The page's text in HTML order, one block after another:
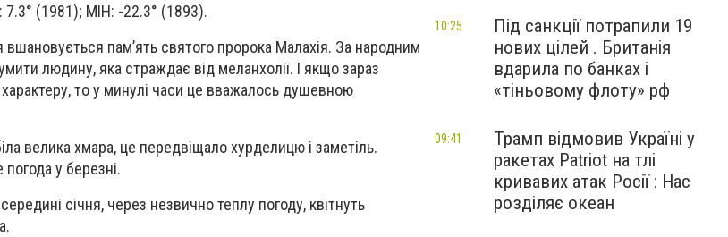
7.3° (1981); МІН: -22.3° (1893).
пам’ять святого пророка Малахія. За народним
людину, яка страждає від меланхолії. І якщо зараз
то у минулі часи це вважалось душевною
велика хмара, це передвіщало хурделицю і заметіль.
у березні.
січня, через незвично теплу погоду, квітнуть
Під санкції потрапили 19
нових цілей . Британія
вдарила по банках і
«тіньовому флоту» рф
10:25
Трамп відмовив Україні у
ракетах Patriot на тлі
кривавих атак Росії : Нас
розділяє океан
09:41